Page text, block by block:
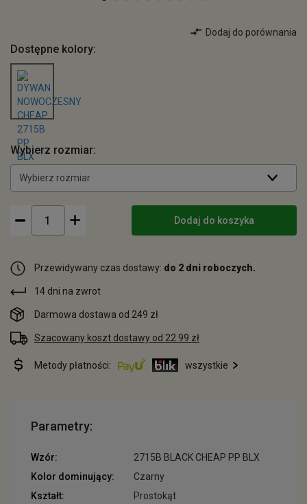
Dodaj do porównania
Dostępne kolory:
Wybierz rozmiar:
Wybierz rozmiar
Dodaj do koszyka
Przewidywany czas dostawy: do 2 dni roboczych.
14 dni na zwrot
Darmowa dostawa od 249 zł
Szacowany koszt dostawy od 22.99 zł
Metody płatności: wszystkie
Parametry:
Wzór:
2715B BLACK CHEAP PP BLX
Kolor dominujący:
Czarny
Kształt:
Prostokąt